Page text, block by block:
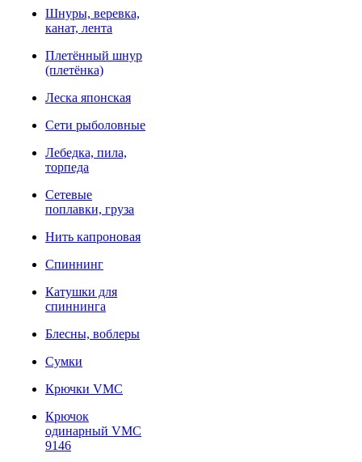
Шнуры, веревка,
канат, лента
Плетённый шнур
(плетёнка)
Леска японская
Сети рыболовные
Лебедка, пила,
торпеда
Сетевые
поплавки, груза
Нить капроновая
Спиннинг
Катушки для
спиннинга
Блесны, воблеры
Сумки
Крючки VMC
Крючок
одинарный VMC
9146